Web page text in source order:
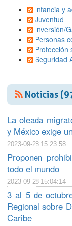
Infancia y
Juventud
Inversión/
Personas
Protección
Seguridad
Noticias
La oleada
y México exige
2023-09-28 15:23:58
Proponen
todo el mundo
2023-09-28 15:04:14
3 al 5 de
Regional sobre
Caribe